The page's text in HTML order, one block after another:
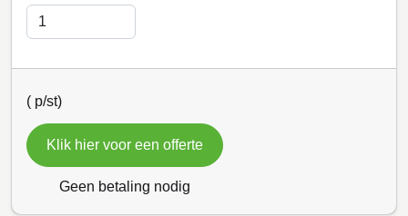
( p/st)
Klik hier voor een offerte
Geen betaling nodig